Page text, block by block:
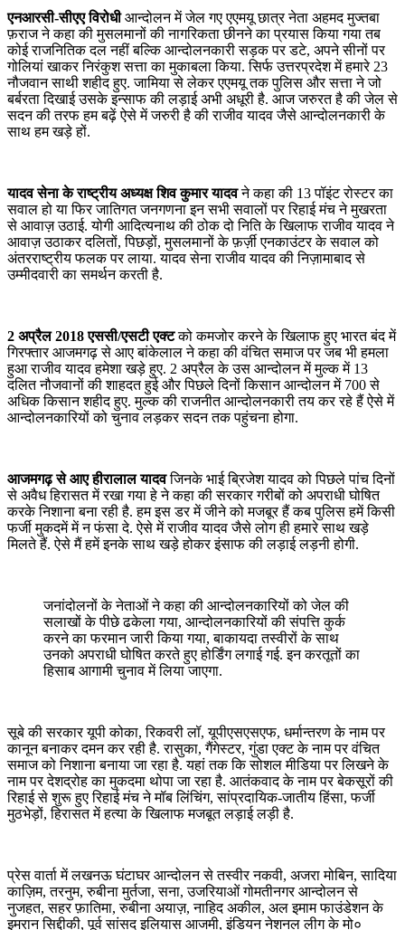
एनआरसी-सीएए विरोधीआन्दोलन में जेल गए एएमयू छात्र नेता अहमद मुज्तबा
फ़राज ने कहा की मुसलमानों की नागरिकता छीनने का प्रयास किया गया तब
कोई राजनितिक दल नहीं बल्कि आन्दोलनकारी सड़क पर डटे, अपने सीनों पर
गोलियां खाकर निरंकुश सत्ता का मुकाबला किया. सिर्फ उत्तरप्रदेश में हमारे 23
नौजवान साथी शहीद हुए. जामिया से लेकर एएमयू तक पुलिस और सत्ता ने जो
बर्बरता दिखाई उसके इन्साफ की लड़ाई अभी अधूरी है. आज जरुरत है की जेल से
सदन की तरफ हम बढ़ें ऐसे में जरुरी है की राजीव यादव जैसे आन्दोलनकारी के
साथ हम खड़े हों.
यादव सेना के राष्ट्रीय अध्यक्ष शिव कुमार यादवने कहा की 13 पॉइंट रोस्टर का
सवाल हो या फिर जातिगत जनगणना इन सभी सवालों पर रिहाई मंच ने मुखरता
से आवाज़ उठाई. योगी आदित्यनाथ की ठोक दो निति के खिलाफ राजीव यादव ने
आवाज़ उठाकर दलितों, पिछड़ों, मुसलमानों के फ़र्ज़ी एनकाउंटर के सवाल को
अंतरराष्ट्रीय फलक पर लाया. यादव सेना राजीव यादव की निज़ामाबाद से
उम्मीदवारी का समर्थन करती है.
2 अप्रैल 2018 एससी/एसटी एक्टको कमजोर करने के खिलाफ हुए भारत बंद में
गिरफ्तार आजमगढ़ से आए बांकेलाल ने कहा की वंचित समाज पर जब भी हमला
हुआ राजीव यादव हमेशा खड़े हुए. 2 अप्रैल के उस आन्दोलन में मुल्क में 13
दलित नौजवानों की शाहदत हुई और पिछले दिनों किसान आन्दोलन में 700 से
अधिक किसान शहीद हुए. मुल्क की राजनीत आन्दोलनकारी तय कर रहे हैं ऐसे में
आन्दोलनकारियों को चुनाव लड़कर सदन तक पहुंचना होगा.
आजमगढ़ से आए हीरालाल यादवजिनके भाई ब्रिजेश यादव को पिछले पांच दिनों
से अवैध हिरासत में रखा गया हे ने कहा की सरकार गरीबों को अपराधी घोषित
करके निशाना बना रही है. हम इस डर में जीने को मजबूर हैं कब पुलिस हमें किसी
फर्जी मुकदमें में न फंसा दे. ऐसे में राजीव यादव जैसे लोग ही हमारे साथ खड़े
मिलते हैं. ऐसे मैं हमें इनके साथ खड़े होकर इंसाफ की लड़ाई लड़नी होगी.
जनांदोलनों के नेताओं ने कहा की आन्दोलनकारियों को जेल की
सलाखों के पीछे ढकेला गया, आन्दोलनकारियों की संपत्ति कुर्क
करने का फरमान जारी किया गया, बाकायदा तस्वीरों के साथ
उनको अपराधी घोषित करते हुए होर्डिंग लगाई गई. इन करतूतों का
हिसाब आगामी चुनाव में लिया जाएगा.
सूबे की सरकार यूपी कोका, रिकवरी लॉ, यूपीएसएसएफ, धर्मान्तरण के नाम पर
कानून बनाकर दमन कर रही है. रासुका, गैंगेस्टर, गुंडा एक्ट के नाम पर वंचित
समाज को निशाना बनाया जा रहा है. यहां तक कि सोशल मीडिया पर लिखने के
नाम पर देशद्रोह का मुकदमा थोपा जा रहा है. आतंकवाद के नाम पर बेकसूरों की
रिहाई से शुरू हुए रिहाई मंच ने मॉब लिंचिंग, सांप्रदायिक-जातीय हिंसा, फर्जी
मुठभेड़ों, हिरासत में हत्या के खिलाफ मजबूत लड़ाई लड़ी है.
प्रेस वार्ता में लखनऊ घंटाघर आन्दोलन से तस्वीर नकवी, अजरा मोबिन, सादिया
काज़िम, तरनुम, रुबीना मुर्तजा, सना, उजरियाओं गोमतीनगर आन्दोलन से
नुजहत, सहर फ़ातिमा, रुबीना अयाज़,नाहिद अकील, अल इमाम फाउंडेशन के
इमरान सिद्दीकी, पूर्व सांसद इलियास आजमी, इंडियन नेशनल लीग के मो०